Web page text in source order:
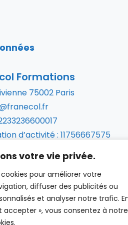
votre vie privée.
pour améliorer votre
diffuser des publicités ou
et analyser notre trafic.
accepter », vous consentez à notre
Formations
75002 Paris
d’activité : 11756667575